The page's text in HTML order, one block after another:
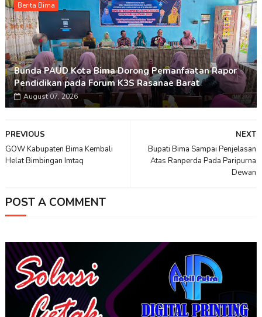
Berita Bima
Bunda PAUD Kota Bima Dorong Pemanfaatan Rapor
Pendidikan pada Forum K3S Rasanae Barat
August 07, 2026
NEXT
Bupati Bima Sampai Penjelasan
Atas Ranperda Pada Paripurna
Dewan
PREVIOUS
GOW Kabupaten Bima Kembali
Helat Bimbingan Imtaq
POST A COMMENT